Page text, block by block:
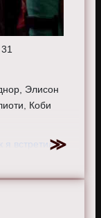
Элисон
Коби
я встретил
на сайте